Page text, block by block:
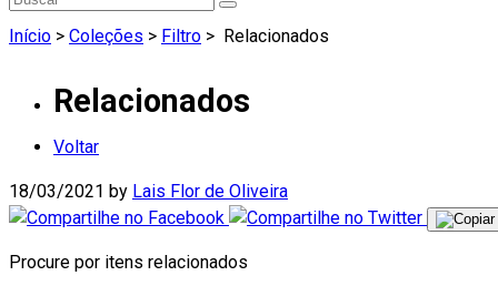
Início > Coleções > Filtro > Relacionados
Relacionados
Voltar
18/03/2021 by Lais Flor de Oliveira
Procure por itens relacionados